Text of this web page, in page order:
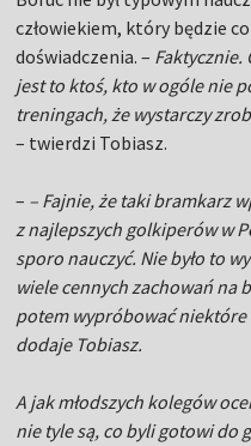
człowiekiem, który będzie
doświadczenia. – Faktycznie.
jest to ktoś, kto w ogóle nie
treningach, że wystarczy
– twierdzi Tobiasz.
– – Fajnie, że taki bramkarz
z najlepszych golkiperów w
sporo nauczyć. Nie było to
wiele cennych zachowań na
potem wypróbować niektóre
dodaje Tobiasz.
A jak młodszych kolegów
nie tyle są, co byli gotowi do